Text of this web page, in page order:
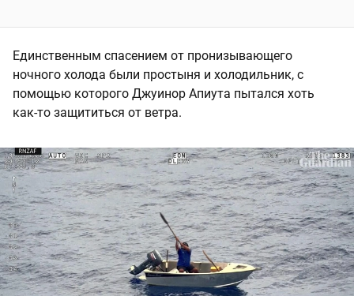
Единственным спасением от пронизывающего
ночного холода были простыня и холодильник, с
помощью которого Джуинор Апиута пытался хоть
как-то защититься от ветра.